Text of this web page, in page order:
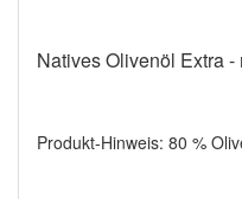
Natives Olivenöl Extra -
Produkt-Hinweis: 80 %